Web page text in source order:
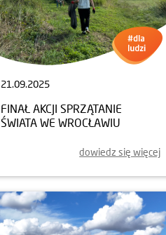
21.09.2025
FINAŁ AKCJI SPRZĄTANIE
ŚWIATA WE WROCŁAWIU
dowiedz się więcej